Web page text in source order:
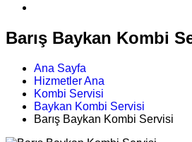
Barış Baykan Kombi
Ana Sayfa
Hizmetler Ana
Kombi Servisi
Baykan Kombi Servisi
Barış Baykan Kombi Servisi